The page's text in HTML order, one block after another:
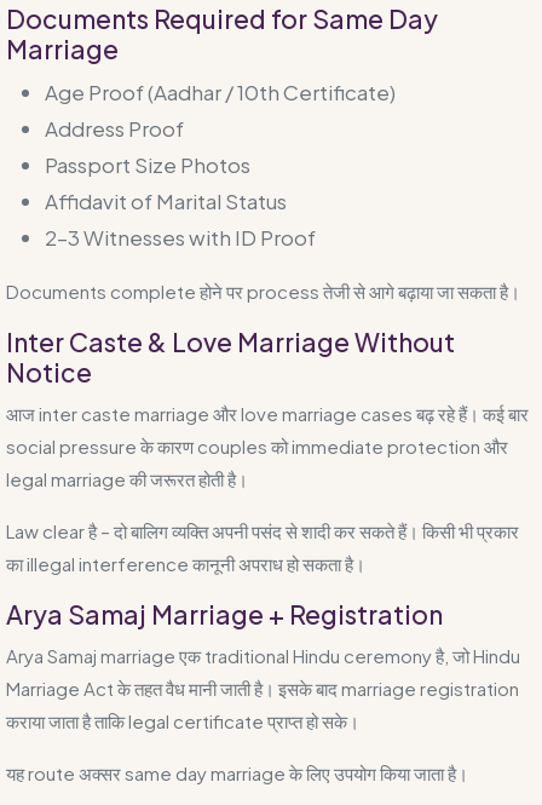
Documents Required for Same Day
Marriage
Age Proof (Aadhar / 10th Certificate)
Address Proof
Passport Size Photos
Affidavit of Marital Status
2–3 Witnesses with ID Proof
Documents complete होने पर process तेजी से आगे बढ़ाया जा सकता है।
Inter Caste & Love Marriage Without
Notice
आज inter caste marriage और love marriage cases बढ़ रहे हैं। कई बार
social pressure के कारण couples को immediate protection और
legal marriage की जरूरत होती है।
Law clear है – दो बालिग व्यक्ति अपनी पसंद से शादी कर सकते हैं। किसी भी प्रकार
का illegal interference कानूनी अपराध हो सकता है।
Arya Samaj Marriage + Registration
Arya Samaj marriage एक traditional Hindu ceremony है, जो Hindu
Marriage Act के तहत वैध मानी जाती है। इसके बाद marriage registration
कराया जाता है ताकि legal certificate प्राप्त हो सके।
यह route अक्सर same day marriage के लिए उपयोग किया जाता है।